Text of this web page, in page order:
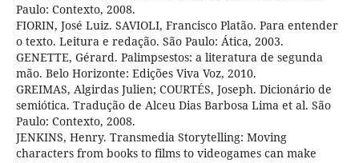
Paulo: Contexto, 2008.
FIORIN, José Luiz. SAVIOLI, Francisco Platão. Para entender
o texto. Leitura e redação. São Paulo: Ática, 2003.
GENETTE, Gérard. Palimpsestos: a literatura de segunda
mão. Belo Horizonte: Edições Viva Voz, 2010.
GREIMAS, Algirdas Julien; COURTÉS, Joseph. Dicionário de
semiótica. Tradução de Alceu Dias Barbosa Lima et al. São
Paulo: Contexto, 2008.
JENKINS, Henry. Transmedia Storytelling: Moving
characters from books to films to videogames can make